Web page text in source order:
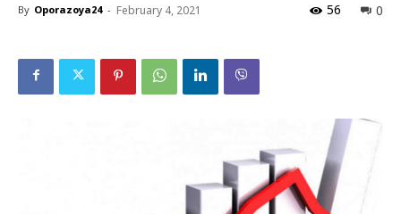
By Oporazoya24 - February 4, 2021 0
56